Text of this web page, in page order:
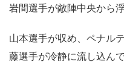
岩間選手が敵陣中央から
山本選手が収め、ペナル
藤選手が冷静に流し込ん